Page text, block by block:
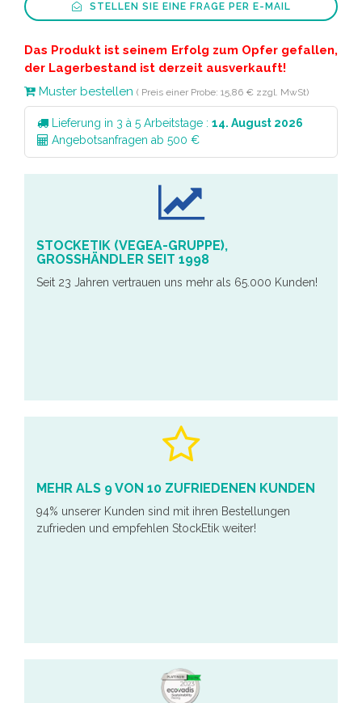
STELLEN SIE EINE FRAGE PER E-MAIL
Das Produkt ist seinem Erfolg zum Opfer gefallen,
der Lagerbestand ist derzeit ausverkauft!
Muster bestellen ( Preis einer Probe: 15,86 € zzgl. MwSt)
Lieferung in 3 à 5 Arbeitstage : 14. August 2026
Angebotsanfragen ab 500 €
STOCKETIK (VEGEA-GRUPPE),
GROSSHÄNDLER SEIT 1998
Seit 23 Jahren vertrauen uns mehr als 65.000 Kunden!
MEHR ALS 9 VON 10 ZUFRIEDENEN KUNDEN
94% unserer Kunden sind mit ihren Bestellungen
zufrieden und empfehlen StockEtik weiter!